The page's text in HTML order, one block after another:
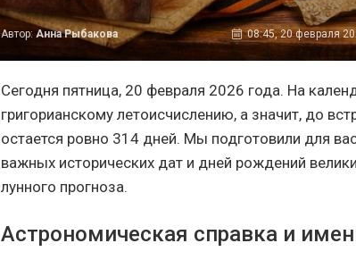
Автор: Анна Рыбакова 08:45, 20 февраля
Сегодня пятница, 20 февраля 2026 года. На
григорианскому летоисчислению, а значит, до
остается ровно 314 дней. Мы подготовили для
важных исторических дат и дней рождений
лунного прогноза.
Астрономическая справка и